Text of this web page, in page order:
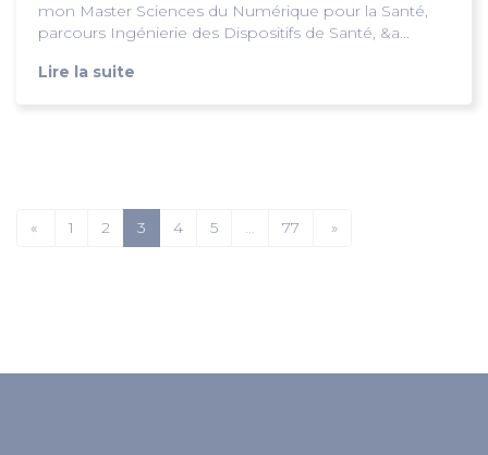
mon Master Sciences du Numérique pour la Santé,
parcours Ingénierie des Dispositifs de Santé, &a...
Lire la suite
« 1 2 3 4 5 … 77 »